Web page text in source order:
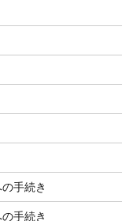
手続き
手続き